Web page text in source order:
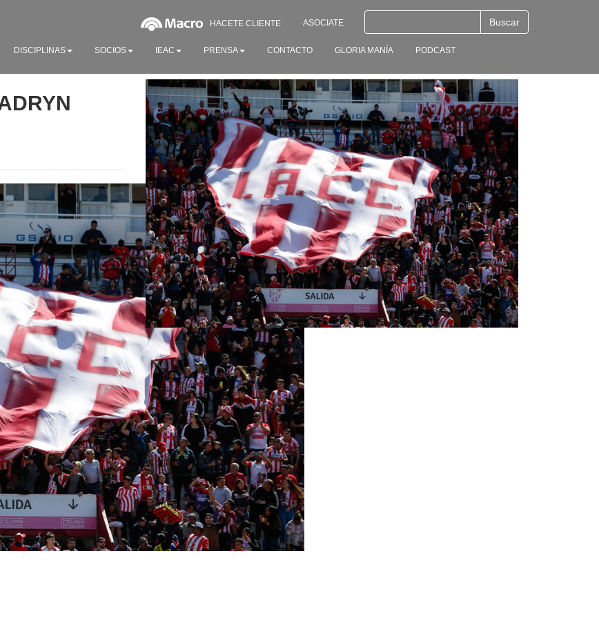
HACETE CLIENTE ASOCIATE
DISCIPLINAS SOCIOS IEAC PRENSA CONTACTO GLORIA MANÍA PODCAST